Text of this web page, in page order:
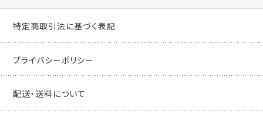
特定商取引法に基づく表記
プライバシーポリシー
配送・送料について